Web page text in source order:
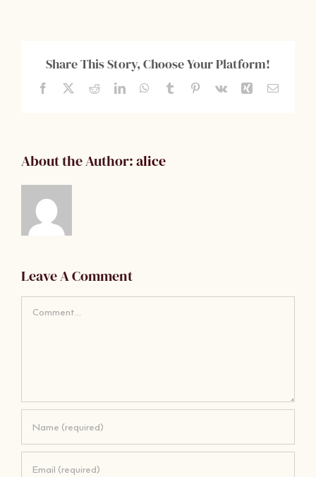
Share This Story, Choose Your Platform!
Facebook RedditLinkedInWhatsApp
Tumblr Pinterest
Vk Xing Email
About the Author:alice
Leave A Comment
Comment